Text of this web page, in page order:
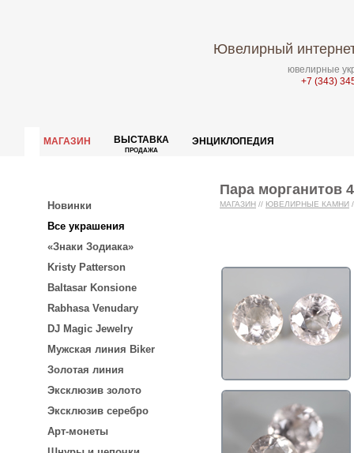
Ювелирный
ювелирные
+7 (343)
МАГАЗИН ВЫСТАВКА
ПРОДАЖА
ЭНЦИКЛОПЕДИЯ
Новинки
Все украшения
«Знаки Зодиака»
Kristy Patterson
Baltasar Konsione
Rabhasa Venudary
DJ Magic Jewelry
Мужская линия Biker
Золотая линия
Эксклюзив золото
Эксклюзив серебро
Арт-монеты
Пара морганитов
МАГАЗИН // ЮВЕЛИРНЫЕ КАМНИ